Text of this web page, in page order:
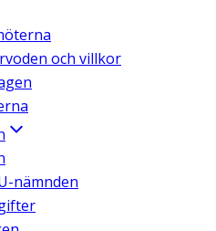
och villkor
nämnden